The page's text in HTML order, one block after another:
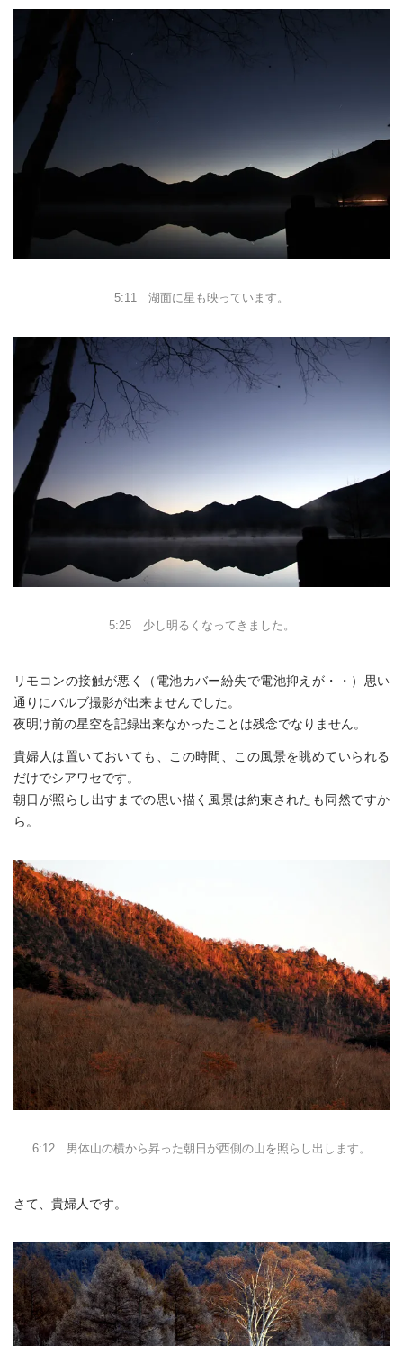
5:11 湖面に星も映っています。
5:25 少し明るくなってきました。
リモコンの接触が悪く（電池カバー紛失で電池抑えが・・）思い
通りにバルブ撮影が出来ませんでした。
夜明け前の星空を記録出来なかったことは残念でなりません。
貴婦人は置いておいても、この時間、この風景を眺めていられる
だけでシアワセです。
朝日が照らし出すまでの思い描く風景は約束されたも同然ですか
ら。
6:12 男体山の横から昇った朝日が西側の山を照らし出します。
さて、貴婦人です。